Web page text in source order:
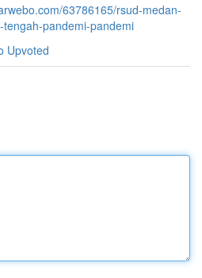
63786165/rsud-medan-
pandemi-pandemi
Upvoted